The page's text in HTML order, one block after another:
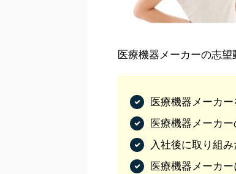
医療機器メーカーの志望
医療機器メーカ
医療機器メーカ
入社後に取り組
医療機器メーカ